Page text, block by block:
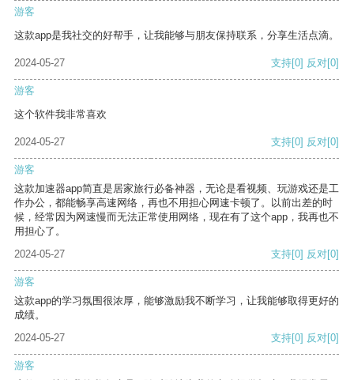
游客
这款app是我社交的好帮手，让我能够与朋友保持联系，分享生活点滴。
2024-05-27 支持[0] 反对[0]
游客
这个软件我非常喜欢
2024-05-27 支持[0] 反对[0]
游客
这款加速器app简直是居家旅行必备神器，无论是看视频、玩游戏还是工
作办公，都能畅享高速网络，再也不用担心网速卡顿了。以前出差的时
候，经常因为网速慢而无法正常使用网络，现在有了这个app，我再也不
用担心了。
2024-05-27
支持[0] 反对[0]
游客
这款app的学习氛围很浓厚，能够激励我不断学习，让我能够取得更好的
成绩。
2024-05-27
支持[0] 反对[0]
游客